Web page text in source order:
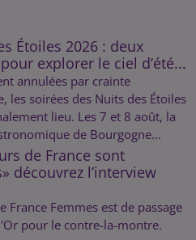
Étoiles 2026 : deux
explorer le ciel d’été...
annulées par crainte
les soirées des Nuits des Étoiles
lieu. Les 7 et 8 août, la
de Bourgogne...
de France sont
découvrez l’interview
France Femmes est de passage
pour le contre-la-montre.